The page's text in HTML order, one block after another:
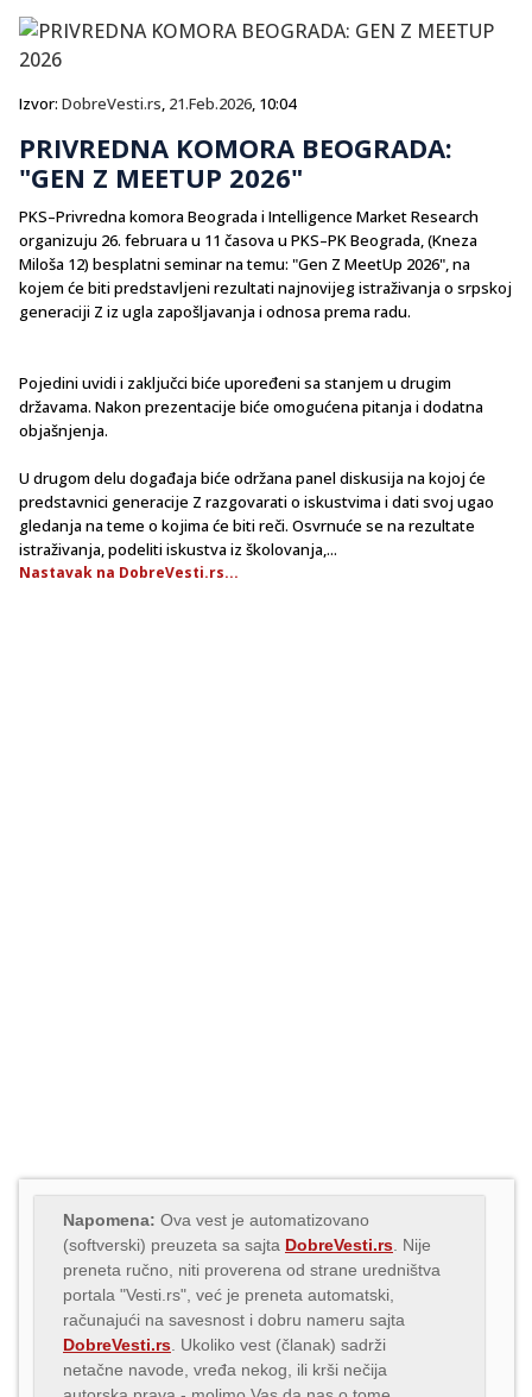
Izvor: DobreVesti.rs, 21.Feb.2026, 10:04
PRIVREDNA KOMORA BEOGRADA:
"GEN Z MEETUP 2026"
PKS–Privredna komora Beograda i Intelligence Market Research
organizuju 26. februara u 11 časova u PKS–PK Beograda, (Kneza
Miloša 12) besplatni seminar na temu: "Gen Z MeetUp 2026", na
kojem će biti predstavljeni rezultati najnovijeg istraživanja o srpskoj
generaciji Z iz ugla zapošljavanja i odnosa prema radu.
Pojedini uvidi i zaključci biće upoređeni sa stanjem u drugim
državama. Nakon prezentacije biće omogućena pitanja i dodatna
objašnjenja.
U drugom delu događaja biće održana panel diskusija na kojoj će
predstavnici generacije Z razgovarati o iskustvima i dati svoj ugao
gledanja na teme o kojima će biti reči. Osvrnuće se na rezultate
istraživanja, podeliti iskustva iz školovanja,...
Nastavak na DobreVesti.rs...
Napomena: Ova vest je automatizovano
(softverski) preuzeta sa sajta DobreVesti.rs . Nije
preneta ručno, niti proverena od strane uredništva
portala "Vesti.rs", već je preneta automatski,
računajući na savesnost i dobru nameru sajta
DobreVesti.rs . Ukoliko vest (članak) sadrži
netačne navode, vređa nekog, ili krši nečija